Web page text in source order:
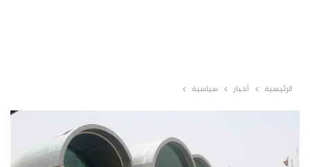
الرئيسية أخبار سياسية